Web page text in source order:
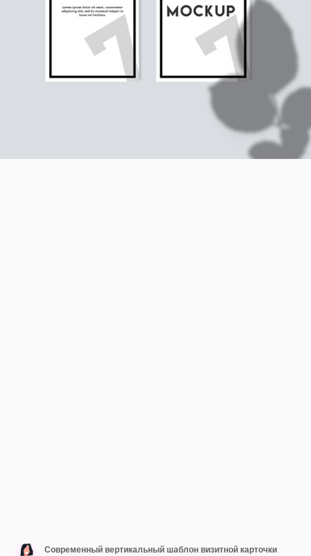
Современный вертикальный шаблон визитной карточки